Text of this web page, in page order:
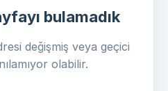
bulamadık
değişmiş veya geçici
olabilir.